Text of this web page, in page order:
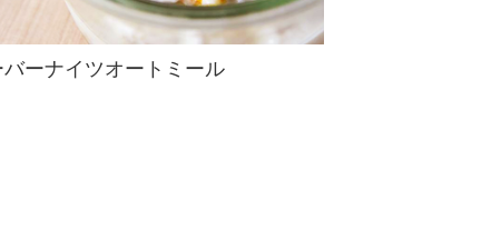
バーナイツオートミール